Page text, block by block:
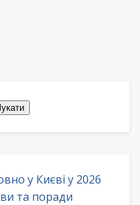
у Києві у 2026
та поради